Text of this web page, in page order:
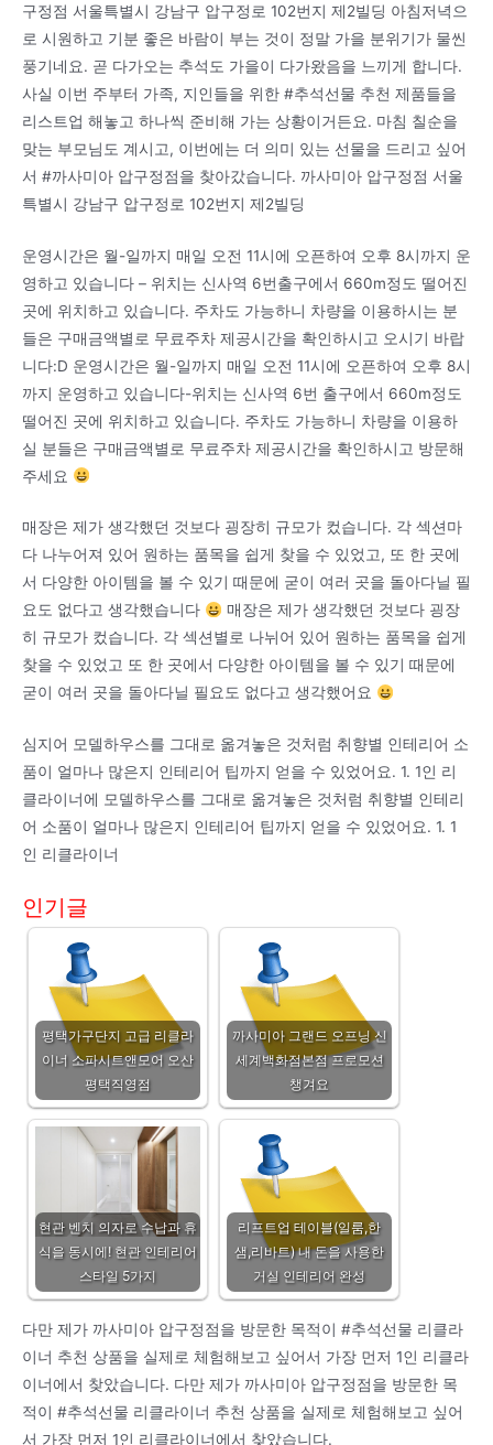
구정점 서울특별시 강남구 압구정로 102번지 제2빌딩 아침저녁으
로 시원하고 기분 좋은 바람이 부는 것이 정말 가을 분위기가 물씬
풍기네요. 곧 다가오는 추석도 가을이 다가왔음을 느끼게 합니다.
사실 이번 주부터 가족, 지인들을 위한 #추석선물 추천 제품들을
리스트업 해놓고 하나씩 준비해 가는 상황이거든요. 마침 칠순을
맞는 부모님도 계시고, 이번에는 더 의미 있는 선물을 드리고 싶어
서 #까사미아 압구정점을 찾아갔습니다. 까사미아 압구정점 서울
특별시 강남구 압구정로 102번지 제2빌딩
운영시간은 월-일까지 매일 오전 11시에 오픈하여 오후 8시까지 운
영하고 있습니다 – 위치는 신사역 6번출구에서 660m정도 떨어진
곳에 위치하고 있습니다. 주차도 가능하니 차량을 이용하시는 분
들은 구매금액별로 무료주차 제공시간을 확인하시고 오시기 바랍
니다:D 운영시간은 월-일까지 매일 오전 11시에 오픈하여 오후 8시
까지 운영하고 있습니다-위치는 신사역 6번 출구에서 660m정도
떨어진 곳에 위치하고 있습니다. 주차도 가능하니 차량을 이용하
실 분들은 구매금액별로 무료주차 제공시간을 확인하시고 방문해
주세요
매장은 제가 생각했던 것보다 굉장히 규모가 컸습니다. 각 섹션마
다 나누어져 있어 원하는 품목을 쉽게 찾을 수 있었고, 또 한 곳에
서 다양한 아이템을 볼 수 있기 때문에 굳이 여러 곳을 돌아다닐 필
요도 없다고 생각했습니다
매장은 제가 생각했던 것보다 굉장
히 규모가 컸습니다. 각 섹션별로 나뉘어 있어 원하는 품목을 쉽게
찾을 수 있었고 또 한 곳에서 다양한 아이템을 볼 수 있기 때문에
굳이 여러 곳을 돌아다닐 필요도 없다고 생각했어요
심지어 모델하우스를 그대로 옮겨놓은 것처럼 취향별 인테리어 소
품이 얼마나 많은지 인테리어 팁까지 얻을 수 있었어요. 1. 1인 리
클라이너에 모델하우스를 그대로 옮겨놓은 것처럼 취향별 인테리
어 소품이 얼마나 많은지 인테리어 팁까지 얻을 수 있었어요. 1. 1
인 리클라이너
인기글
평택가구단지 고급 리클라
이너 소파시트앤모어 오산
평택직영점
까사미아 그랜드 오프닝 신
세계백화점본점 프로모션
챙겨요
현관 벤치 의자로 수납과 휴
식을 동시에! 현관 인테리어
스타일 5가지
리프트업 테이블(일룸,한
샘,리바트) 내 돈을 사용한
거실 인테리어 완성
다만 제가 까사미아 압구정점을 방문한 목적이 #추석선물 리클라
이너 추천 상품을 실제로 체험해보고 싶어서 가장 먼저 1인 리클라
이너에서 찾았습니다. 다만 제가 까사미아 압구정점을 방문한 목
적이 #추석선물 리클라이너 추천 상품을 실제로 체험해보고 싶어
서 가장 먼저 1인 리클라이너에서 찾았습니다.